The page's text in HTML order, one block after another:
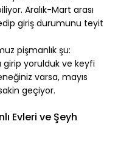
Aralık-Mart arası
giriş durumunu teyit
pişmanlık şu:
girip yorulduk ve keyfi
varsa, mayıs
geçiyor.
Evleri ve Şeyh